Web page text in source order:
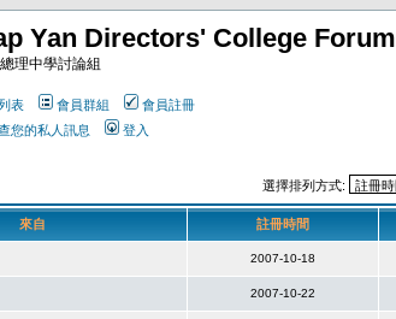
Yan Directors' College Forum
理中學討論組
表 會員群組
會員註冊
您的私人訊息 登入
選擇排列方式:
來自 註冊時間
2007-10-18
2007-10-22